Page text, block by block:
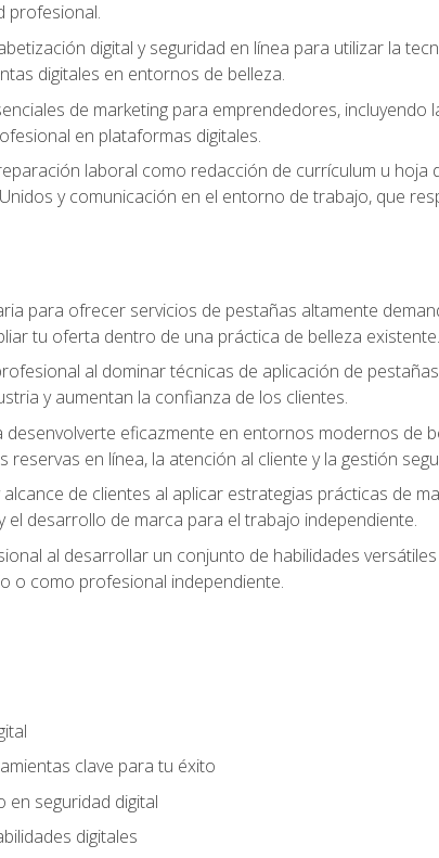
profesional.
digital y seguridad en línea para utilizar la
digitales en entornos de belleza.
de marketing para emprendedores, incluyendo
en plataformas digitales.
laboral como redacción de currículum u hoja
y comunicación en el entorno de trabajo, que
para ofrecer servicios de pestañas altamente
tu oferta dentro de una práctica de belleza existente.
al dominar técnicas de aplicación de
y aumentan la confianza de los clientes.
eficazmente en entornos modernos de
reservas en línea, la atención al cliente y la gestión
de clientes al aplicar estrategias prácticas de
el desarrollo de marca para el trabajo independiente.
al desarrollar un conjunto de habilidades
o como profesional independiente.
clave para tu éxito
en seguridad digital
digitales